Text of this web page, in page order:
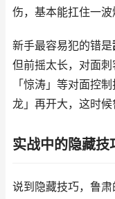
伤，基本能扛住一波
新手最容易犯的错是
但前摇太长，对面
「惊涛」等对面控
龙」再开大，这时候
实战中的隐藏技
说到隐藏技巧，鲁肃